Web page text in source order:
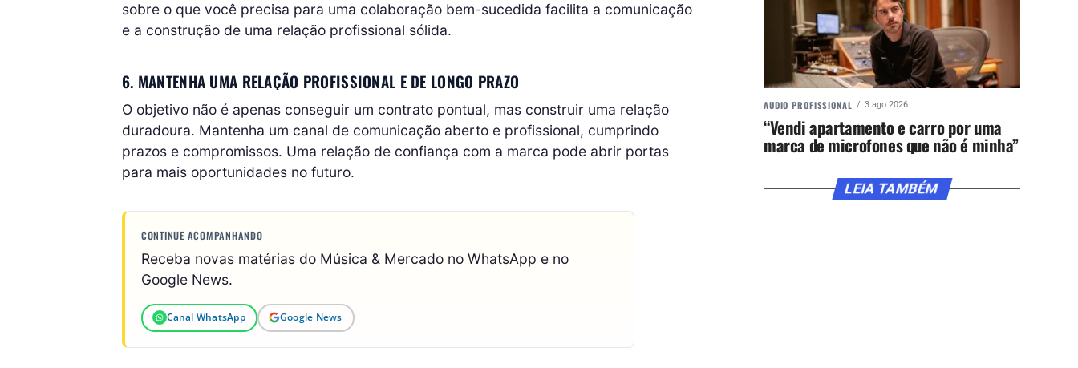
sobre o que você precisa para uma colaboração bem-sucedida facilita a comunicação
e a construção de uma relação profissional sólida.
6. MANTENHA UMA RELAÇÃO PROFISSIONAL E DE LONGO PRAZO
O objetivo não é apenas conseguir um contrato pontual, mas construir uma relação
duradoura. Mantenha um canal de comunicação aberto e profissional, cumprindo
prazos e compromissos. Uma relação de confiança com a marca pode abrir portas
para mais oportunidades no futuro.
CONTINUE ACOMPANHANDO
Receba novas matérias do Música & Mercado no WhatsApp e no
Google News.
Canal WhatsApp Google News
AUDIO PROFISSIONAL 3 ago 2026
“Vendi apartamento e carro por uma
marca de microfones que não é minha”
LEIA TAMBÉM